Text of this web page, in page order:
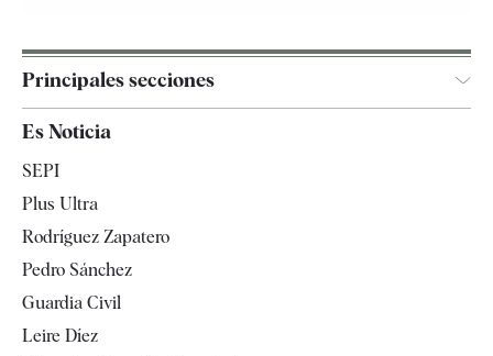
Principales secciones
España
Televisión
Es Noticia
SEPI
Plus Ultra
Rodríguez Zapatero
Pedro Sánchez
Guardia Civil
Leire Díez